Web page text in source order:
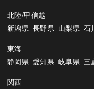
北陸/甲信越
新潟県 長野県 山梨県 石
東海
静岡県 愛知県 岐阜県 三
関西